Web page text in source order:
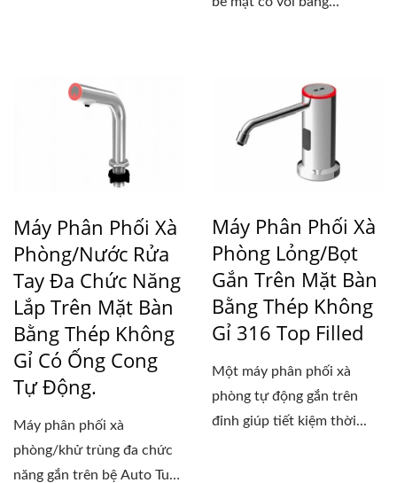
Máy Phân Phối Xà
Phòng/nước Rửa
Tay Đa Chức Năng
Lắp Trên Mặt Bàn
Bằng Thép Không
Gỉ Có Ống Cong
Tự Động.
Máy phân phối xà
phòng/khử trùng đa chức
năng gắn trên bệ Auto Tube
Máy Phân Phối Xà
Phòng Lỏng/bọt
Gắn Trên Mặt Bàn
Bằng Thép Không
Gỉ 316 Top Filled
Một máy phân phối xà
phòng tự động gắn trên
đỉnh giúp tiết kiệm thời...